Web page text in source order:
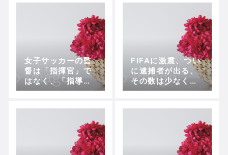
女子サッカーの監
督は「指揮官」で
はなく、「指導
者」であるべ
FIFAに激震、つい
に逮捕者が出る、
その数は少なくと
も６人